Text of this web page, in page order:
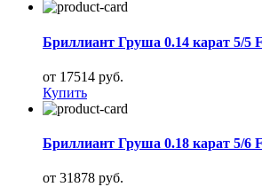
Бриллиант Груша 0.14 карат 5/5
от 17514 руб.
Купить
Бриллиант Груша 0.18 карат 5/6
от 31878 руб.